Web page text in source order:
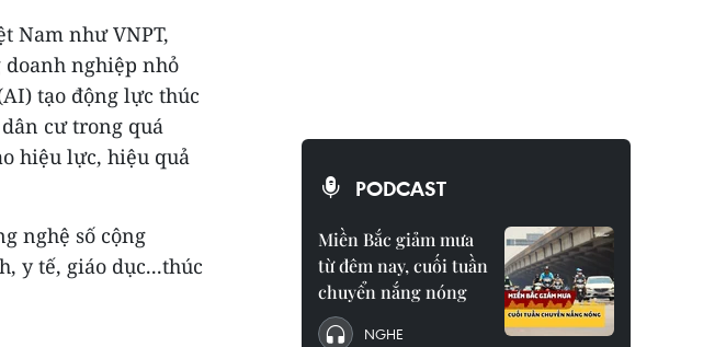
Nam như VNPT,
nghiệp nhỏ
tạo động lực thúc
cư trong quá
hiệu lực, hiệu quả
nghệ số cộng
y tế, giáo dục...thúc
PODCAST
Miền Bắc giảm mưa
từ đêm nay, cuối tuần
chuyển nắng nóng
NGHE